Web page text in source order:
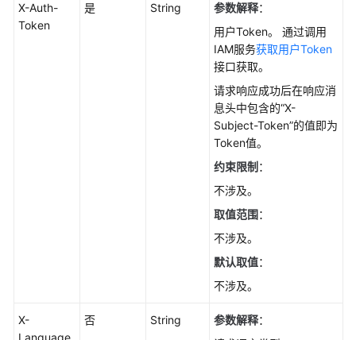
X-Auth-
Token
是 String 参数解释：
用户Token。 通过调用
IAM服务获取用户Token
接口获取。
请求响应成功后在响应消
息头中包含的“X-
Subject-Token”的值即为
Token值。
约束限制 ：
不涉及。
取值范围：
不涉及。
默认取值：
不涉及。
X-
Language
否 String 参数解释：